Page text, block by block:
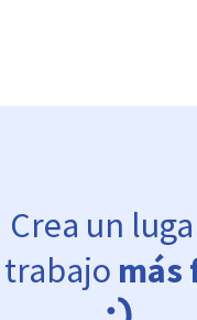
Crea un
trabajo más